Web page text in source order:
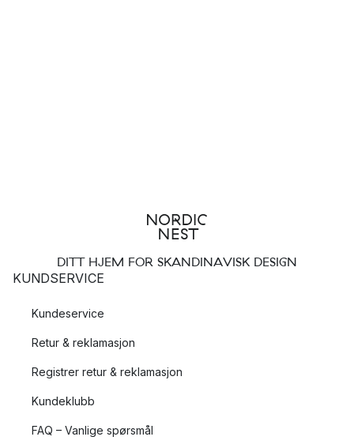
DITT HJEM FOR SKANDINAVISK DESIGN
KUNDSERVICE
Kundeservice
Retur & reklamasjon
Registrer retur & reklamasjon
Kundeklubb
FAQ – Vanlige spørsmål